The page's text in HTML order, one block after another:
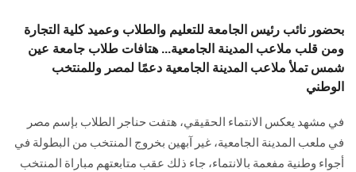
بحضور نائب رئيس الجامعة للتعليم والطلاب وعميد كلية التجارة
ومن قلب ملاعب المدينة الجامعية... هتافات طلاب جامعة عين
شمس تملأ ملاعب المدينة الجامعية دعمًا لمصر وللمنتخب
الوطني
في مشهد يعكس الانتماء الحقيقي، هتفت حناجر الطلاب بإسم مصر
في ملعب المدينة الجامعية، غير آبهين بخروج المنتخب من البطولة في
أجواء وطنية مفعمة بالانتماء، جاء ذلك عقب متابعتهم مباراة المنتخب